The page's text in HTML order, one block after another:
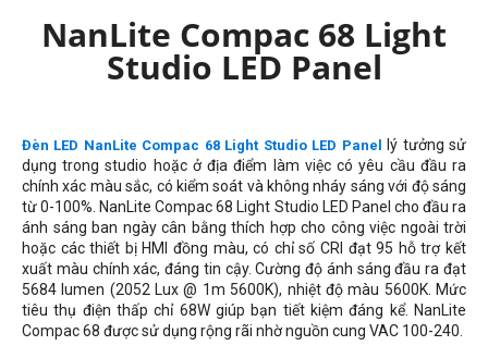
NanLite Compac 68 Light
Studio LED Panel
Đèn LED NanLite Compac 68 Light Studio LED Panel
lý tưởng sử
dụng trong studio hoặc ở địa điểm làm việc có yêu cầu đầu ra
chính xác màu sắc, có kiểm soát và không nháy sáng với độ sáng
từ 0-100%. NanLite Compac 68 Light Studio LED Panel cho đầu ra
ánh sáng ban ngày cân bằng thích hợp cho công việc ngoài trời
hoặc các thiết bị HMI đồng màu, có chỉ số CRI đạt 95 hỗ trợ kết
xuất màu chính xác, đáng tin cậy. Cường độ ánh sáng đầu ra đạt
5684 lumen (2052 Lux @ 1m 5600K), nhiệt độ màu 5600K. Mức
tiêu thụ điện thấp chỉ 68W giúp bạn tiết kiệm đáng kể. NanLite
Compac 68 được sử dụng rộng rãi nhờ nguồn cung VAC 100-240.